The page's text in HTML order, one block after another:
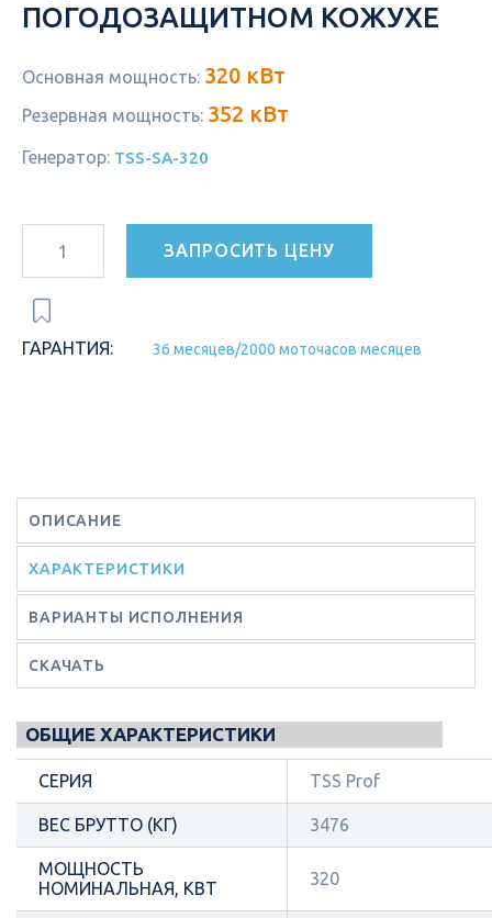
ПОГОДОЗАЩИТНОМ КОЖУХЕ
Основная мощность: 320 кВт
Резервная мощность: 352 кВт
Генератор: TSS-SA-320
ЗАПРОСИТЬ ЦЕНУ
ГАРАНТИЯ: 36 месяцев/2000 моточасов месяцев
ОПИСАНИЕ
ХАРАКТЕРИСТИКИ
ВАРИАНТЫ ИСПОЛНЕНИЯ
СКАЧАТЬ
ОБЩИЕ ХАРАКТЕРИСТИКИ
СЕРИЯ TSS Prof
ВЕС БРУТТО (КГ) 3476
МОЩНОСТЬ
НОМИНАЛЬНАЯ, КВТ
320